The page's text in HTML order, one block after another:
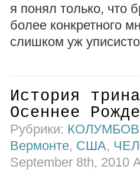
я понял только, что
более конкретного
слишком уж
История
Осеннее
Рубрики: КОЛУМБОВ
Вермонте, США,
September 8th, 2010